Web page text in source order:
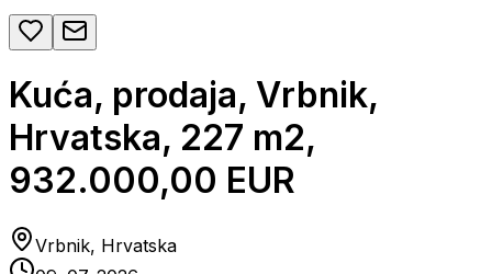
Kuća, prodaja, Vrbnik,
Hrvatska, 227 m2,
932.000,00 EUR
Vrbnik, Hrvatska